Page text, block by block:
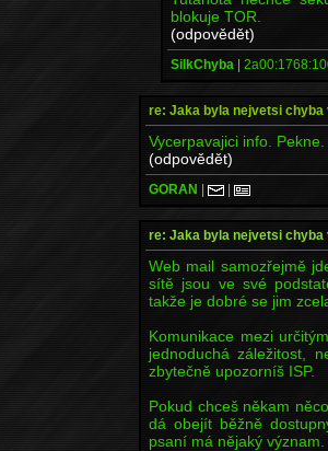
blokuje TOR.
(odpovědět)
SilkChyba |
re: Jaka byla nejvetsi chyba
Vycerpavajici info. Pekne.
(odpovědět)
GORAN | |
re: Jaka byla nejvetsi chyba
Web mail samozřejmě
sítě jsou ve své
takže je dobré se jim
Komunikace mezi
jednoduchá záležitost,
zbytečně upozorníš ISP.
Pokud chceš někam
dá obejít běžně
psaní má nějaký význam.